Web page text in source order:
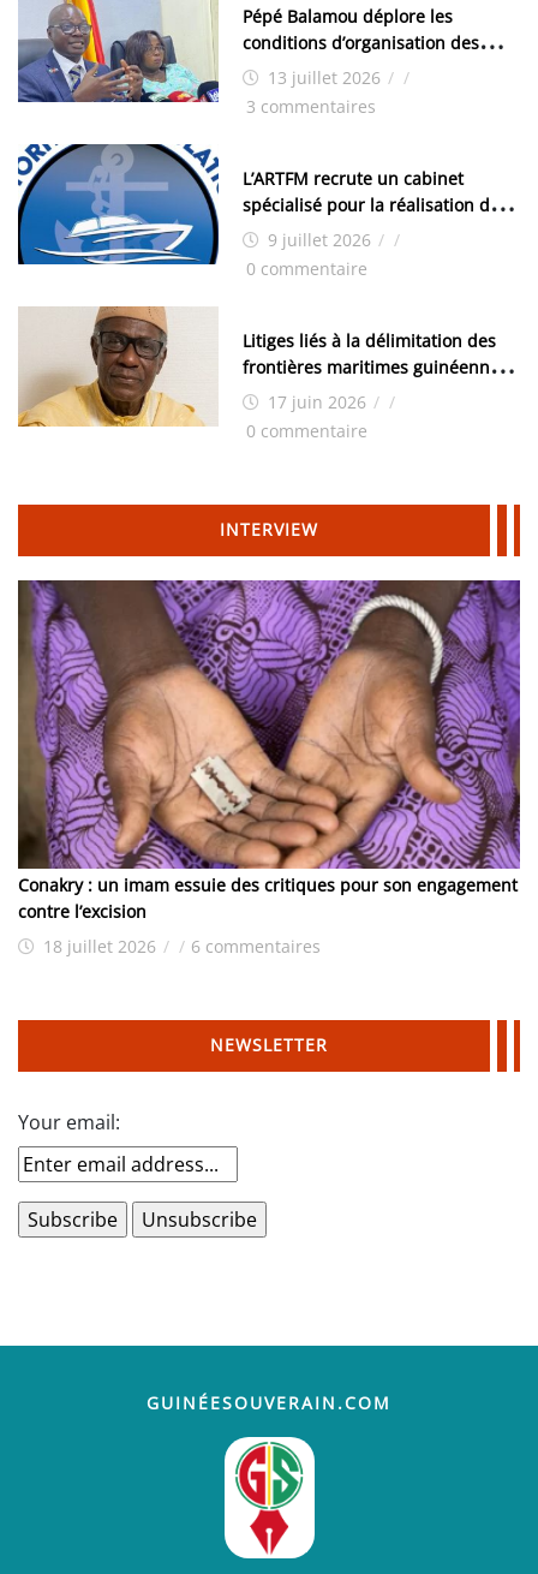
Pépé Balamou déplore les
conditions d’organisation des
examens nationaux : « Si ce sont
les élections, on trouve tous les
13 juillet 2026 / /
3 commentaires
L’ARTFM recrute un cabinet
spécialisé pour la réalisation des
études techniques
9 juillet 2026 / /
0 commentaire
Litiges liés à la délimitation des
frontières maritimes guinéennes:
Idrissa Chérif écrit au ministre
des Hydrocarbures
17 juin 2026 / /
0 commentaire
INTERVIEW
Conakry : un imam essuie des critiques pour son engagement
contre l’excision
18 juillet 2026 / / 6 commentaires
NEWSLETTER
Your email:
GUINÉESOUVERAIN.COM